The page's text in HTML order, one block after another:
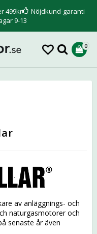
499kr
Nöjdkund-garanti
9-13
0
av anläggnings- och
naturgasmotorer och
senaste år även